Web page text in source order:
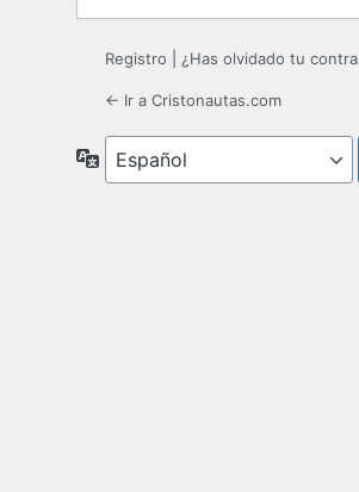
Registro ¿Has olvidado tu
← Ir a Cristonautas.com
Idioma